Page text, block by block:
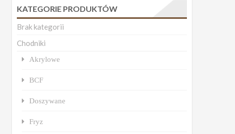
KATEGORIE PRODUKTÓW
Brak kategorii
Chodniki
Akrylowe
BCF
Doszywane
Fryz